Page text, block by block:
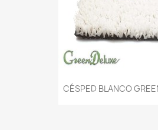
CÉSPED BLANCO